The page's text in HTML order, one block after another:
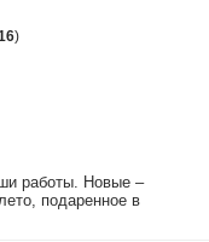
)
работы. Новые –
подаренное в